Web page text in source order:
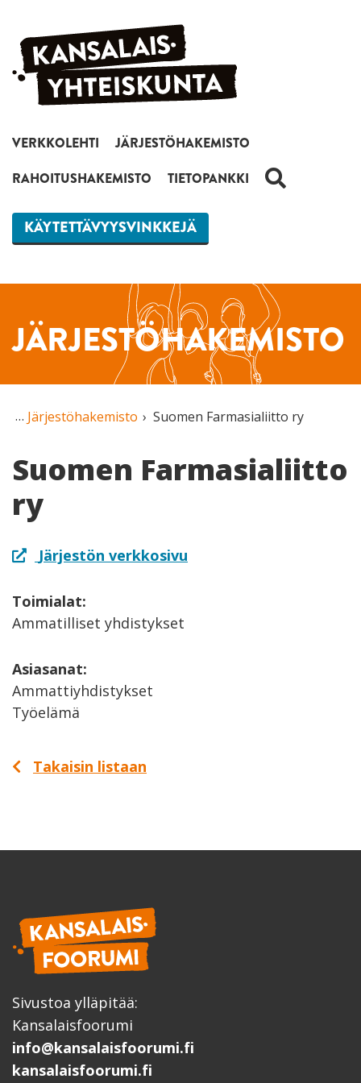
Siirry sisältöön
VERKKOLEHTI
JÄRJESTÖHAKEMISTO
RAHOITUSHAKEMISTO
TIETOPANKKI HAKU
KÄYTETTÄVYYSVINKKEJÄ
JÄRJESTÖHAKEMISTO
Järjestöhakemisto Suomen Farmasialiitto ry
Suomen Farmasialiitto
ry
Järjestön verkkosivu
Toimialat:
Ammatilliset yhdistykset
Asiasanat:
Ammattiyhdistykset
Työelämä
Takaisin listaan
Sivustoa ylläpitää:
Kansalaisfoorumi
info@kansalaisfoorumi.fi
kansalaisfoorumi.fi